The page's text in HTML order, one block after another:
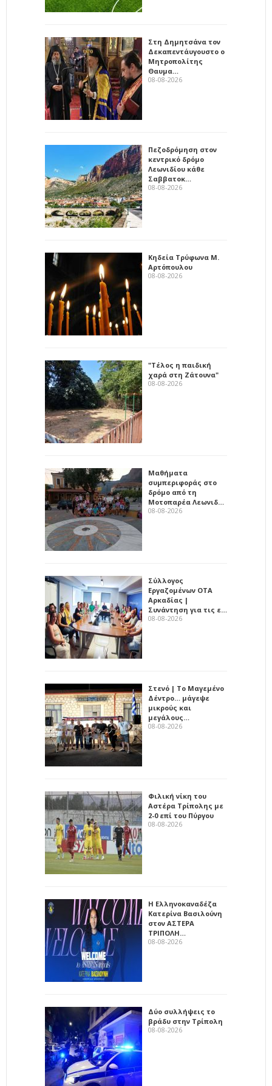
Στη Δημητσάνα τον
Δεκαπεντάυγουστο ο
Μητροπολίτης
Θαυμα…
08-08-2026
Πεζοδρόμηση στον
κεντρικό δρόμο
Λεωνιδίου κάθε
Σαββατοκ…
08-08-2026
Κηδεία Τρύφωνα Μ.
Αρτόπουλου
08-08-2026
"Τέλος η παιδική
χαρά στη Ζάτουνα"
08-08-2026
Μαθήματα
συμπεριφοράς στο
δρόμο από τη
Μοτοπαρέα Λεωνιδ…
08-08-2026
Σύλλογος
Εργαζομένων ΟΤΑ
Αρκαδίας |
Συνάντηση για τις ε…
08-08-2026
Στενό | Το Μαγεμένο
Δέντρο… μάγεψε
μικρούς και
μεγάλους…
08-08-2026
Φιλική νίκη του
Αστέρα Τρίπολης με
2-0 επί του Πύργου
08-08-2026
Η Ελληνοκαναδέζα
Κατερίνα Βασιλούνη
στον ΑΣΤΕΡΑ
ΤΡΙΠΟΛΗ…
08-08-2026
Δύο συλλήψεις το
βράδυ στην Τρίπολη
08-08-2026